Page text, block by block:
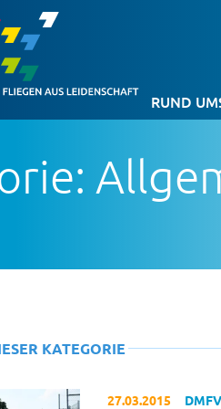
RUND
KATEGORIE
27.03.2015 DMFV